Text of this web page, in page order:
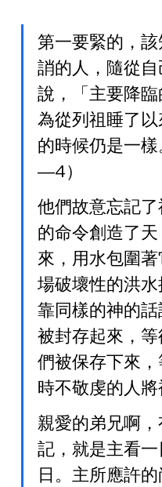
第一要緊的，
誚的人，隨從
說，「主要降
為從列祖睡了
的時候仍是一
—4）
他們故意忘記
的命令創造了
來，用水包圍
場破壞性的洪
靠同樣的神的
被封存起來，
們被保存下來
時不敬虔的人將
親愛的弟兄啊
記，就是主看
日。主所應許